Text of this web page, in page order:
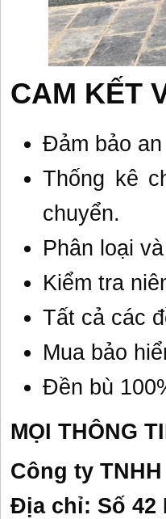
CAM KẾT
Đảm bảo
Thống kê
chuyển.
Phân loại
Kiểm tra
Tất cả các
Mua bảo
Đền bù
MỌI THÔNG
Công ty
Địa chỉ: Số 42